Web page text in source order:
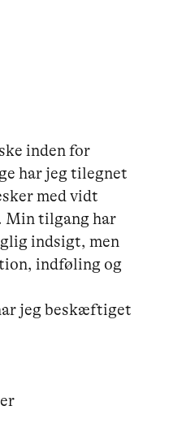
inden for
har jeg tilegnet
med vidt
Min tilgang har
indsigt, men
indføling og
jeg beskæftiget